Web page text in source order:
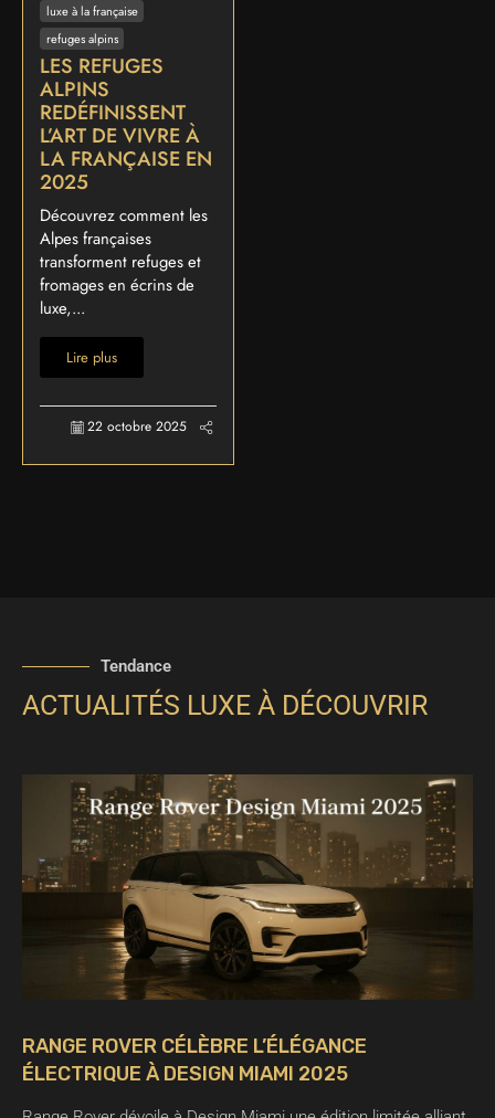
luxe à la française
refuges alpins
LES REFUGES
ALPINS
REDÉFINISSENT
L’ART DE VIVRE À
LA FRANÇAISE EN
2025
Découvrez comment les
Alpes françaises
transforment refuges et
fromages en écrins de
luxe,...
Lire plus
22 octobre 2025
Tendance
ACTUALITÉS LUXE À DÉCOUVRIR
RANGE ROVER CÉLÈBRE L’ÉLÉGANCE
ÉLECTRIQUE À DESIGN MIAMI 2025